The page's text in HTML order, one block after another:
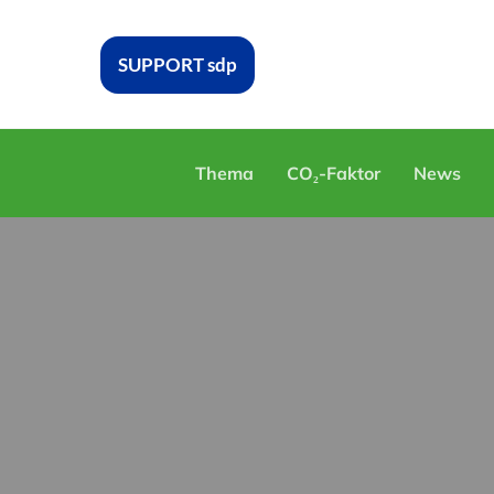
SUPPORT sdp
Thema CO₂-Faktor News